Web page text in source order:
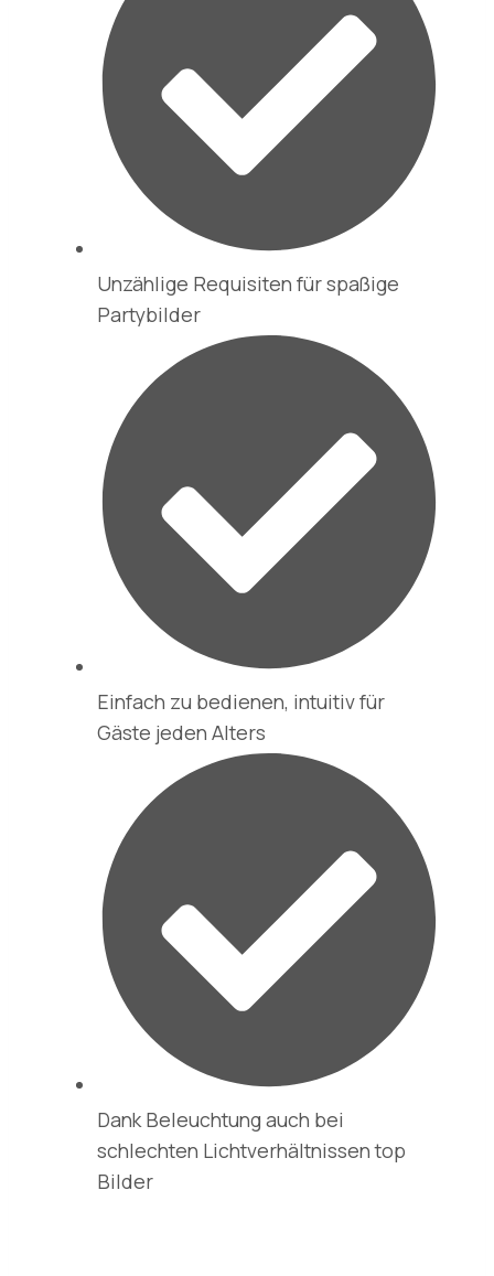
Unzählige Requisiten für spaßige
Partybilder
Einfach zu bedienen, intuitiv für
Gäste jeden Alters
Dank Beleuchtung auch bei
schlechten Lichtverhältnissen top
Bilder